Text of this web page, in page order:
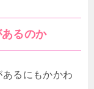
るのか
るにもかかわ